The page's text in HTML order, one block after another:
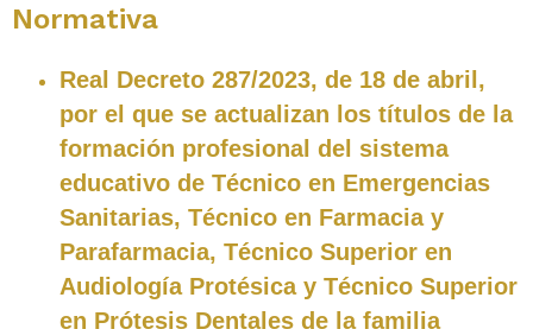
Normativa
Real Decreto 287/2023, de 18 de abril,
por el que se actualizan los títulos de la
formación profesional del sistema
educativo de Técnico en Emergencias
Sanitarias, Técnico en Farmacia y
Parafarmacia, Técnico Superior en
Audiología Protésica y Técnico Superior
en Prótesis Dentales de la familia